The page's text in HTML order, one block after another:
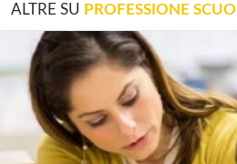
ALTRE SU PROFESSIONE